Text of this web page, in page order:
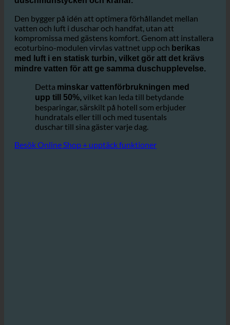
ecoturbino® är en enkel men ändå mycket
adaptermodul som integreras i befintliga
duschmunstycken och kranar.
Den bygger på idén att optimera förhållandet mellan
vatten och luft i duschar och handfat, utan att
kompromissa med gästens komfort. Genom att installera
ecoturbino-modulen virvlas vattnet upp ochberikas
med luft i en statisk turbin, vilket gör att det krävs
mindre vatten för att ge samma duschupplevelse.
Dettaminskar vattenförbrukningen med
upp till 50%,vilket kan leda till betydande
besparingar, särskilt på hotell som erbjuder
hundratals eller till och med tusentals
duschar till sina gäster varje dag.